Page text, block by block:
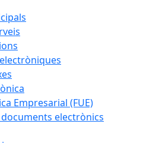
Empresarial (FUE)
electrònics